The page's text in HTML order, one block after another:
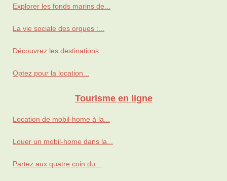
Explorer les fonds marins de...
La vie sociale des orques :...
Découvrez les destinations...
Optez pour la location...
Tourisme en ligne
Location de mobil-home à la...
Louer un mobil-home dans la...
Partez aux quatre coin du...